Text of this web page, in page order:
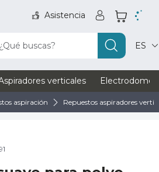
Asistencia
¿Qué buscas? ES
verticales
aspiración Repuestos aspiradores